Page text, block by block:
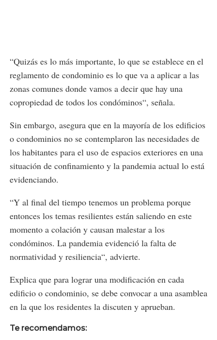
“Quizás es lo más importante, lo que se establece en el
reglamento de condominio es lo que va a aplicar a las
zonas comunes donde vamos a decir que hay una
copropiedad de todos los condóminos“, señala.
Sin embargo, asegura que en la mayoría de los edificios
o condominios no se contemplaron las necesidades de
los habitantes para el uso de espacios exteriores en una
situación de confinamiento y la pandemia actual lo está
evidenciando.
“Y al final del tiempo tenemos un problema porque
entonces los temas resilientes están saliendo en este
momento a colación y causan malestar a los
condóminos. La pandemia evidenció la falta de
normatividad y resiliencia“, advierte.
Explica que para lograr una modificación en cada
edificio o condominio, se debe convocar a una asamblea
en la que los residentes la discuten y aprueban.
Te recomendamos: